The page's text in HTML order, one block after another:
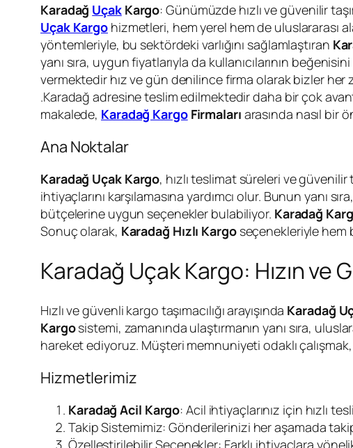
Karadağ UçakKargo: Günümüzde hızlı ve güvenilir
Uçak Kargo hizmetleri, hem yerel hem de uluslararası
yöntemleriyle, bu sektördeki varlığını sağlamlaştıran
yanı sıra, uygun fiyatlarıyla da kullanıcılarının
vermektedir hız ve gün denilince firma olarak bizler her
.Karadağ adresine teslim edilmektedir daha bir çok
makalede, Karadağ KargoFirmaları arasında nasıl bir
Ana Noktalar
Karadağ Uçak Kargo, hızlı teslimat süreleri ve
ihtiyaçlarını karşılamasına yardımcı olur. Bunun yanı sıra,
bütçelerine uygun seçenekler bulabiliyor. Karadağ
Sonuç olarak, Karadağ Hızlı Kargoseçenekleriyle hem
Karadağ Uçak Kargo: Hızın
Hızlı ve güvenli kargo taşımacılığı arayışında Karadağ
Kargosistemi, zamanında ulaştırmanın yanı sıra,
hareket ediyoruz. Müşteri memnuniyeti odaklı
Hizmetlerimiz
Karadağ Acil Kargo: Acil ihtiyaçlarınız için hızlı
Takip Sistemimiz: Gönderilerinizi her aşamada
Özelleştirilebilir Seçenekler: Farklı ihtiyaçlara